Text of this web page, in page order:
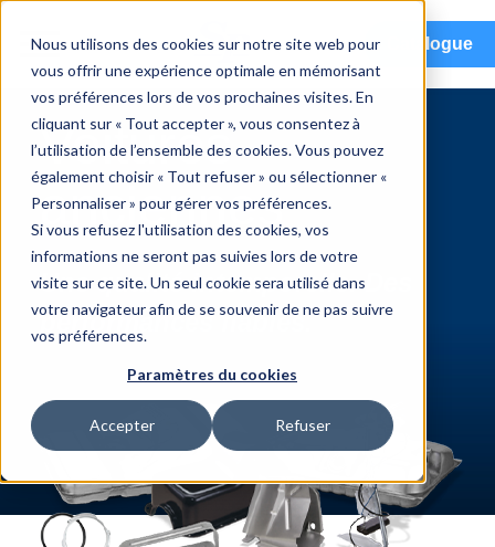
Nous utilisons des cookies sur notre site web pour
vous offrir une expérience optimale en mémorisant
vos préférences lors de vos prochaines visites. En
cliquant sur « Tout accepter », vous consentez à
l’utilisation de l’ensemble des cookies. Vous pouvez
également choisir « Tout refuser » ou sélectionner «
Personnaliser » pour gérer vos préférences.
Si vous refusez l'utilisation des cookies, vos
informations ne seront pas suivies lors de votre
visite sur ce site. Un seul cookie sera utilisé dans
votre navigateur afin de se souvenir de ne pas suivre
vos préférences.
Paramètres du cookies
Accepter Refuser
menu Catalogue
Voitures
anciennes
Une qualité intemporelle. Des
performances fiables.